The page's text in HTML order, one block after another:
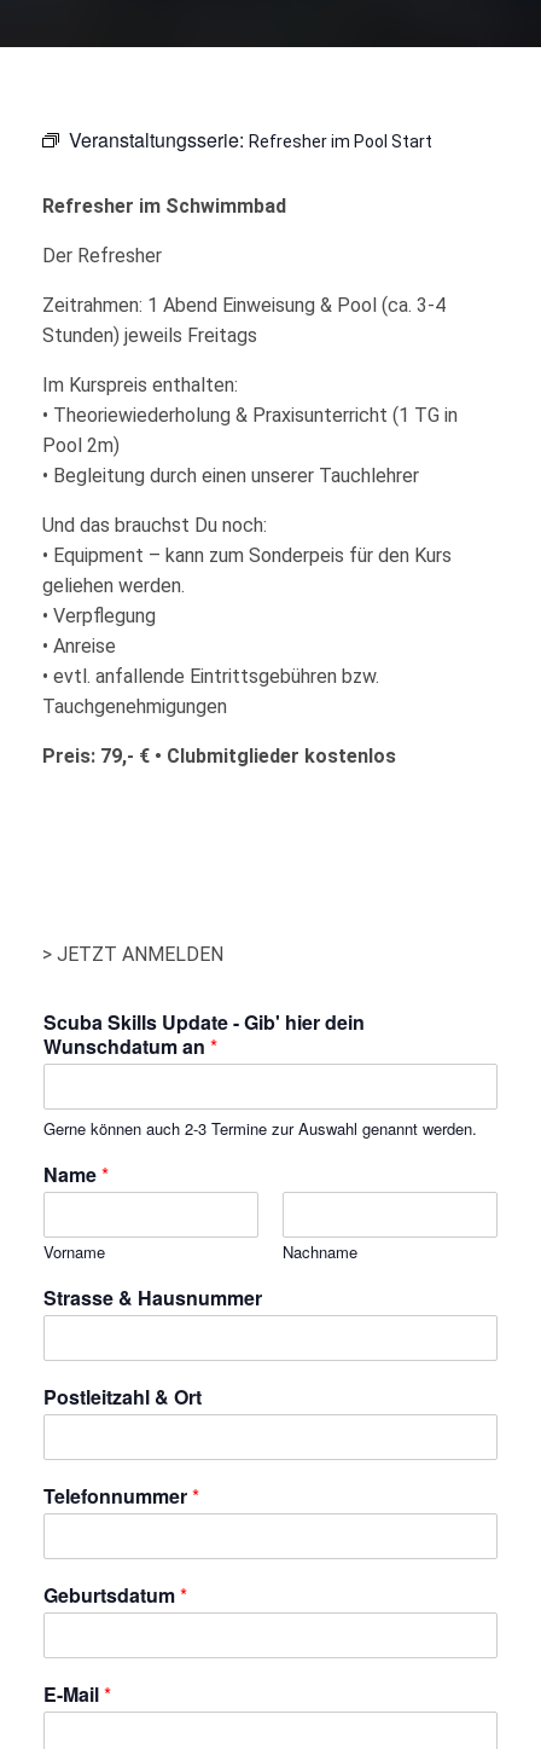
Veranstaltungsserie: Refresher im Pool Start
Refresher im Schwimmbad
Der Refresher
Zeitrahmen: 1 Abend Einweisung & Pool (ca. 3-4
Stunden) jeweils Freitags
Im Kurspreis enthalten:
• Theoriewiederholung & Praxisunterricht (1 TG in
Pool 2m)
• Begleitung durch einen unserer Tauchlehrer
Und das brauchst Du noch:
• Equipment – kann zum Sonderpeis für den Kurs
geliehen werden.
• Verpflegung
• Anreise
• evtl. anfallende Eintrittsgebühren bzw.
Tauchgenehmigungen
Preis: 79,- € • Clubmitglieder kostenlos
> JETZT ANMELDEN
Scuba Skills Update - Gib' hier dein
Wunschdatum an *
Gerne können auch 2-3 Termine zur Auswahl genannt werden.
Name*
Vorname Nachname
Strasse & Hausnummer
Postleitzahl & Ort
Telefonnummer*
Geburtsdatum*
E-Mail*